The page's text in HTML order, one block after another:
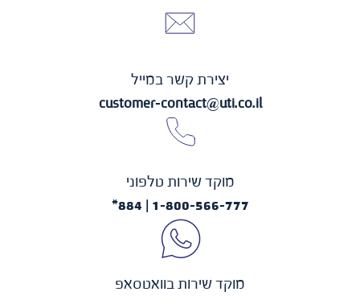
יצירת קשר במייל
customer-contact@uti.co.il
מוקד שירות טלפוני
1-800-566-777 | 884*
מוקד שירות בוואטסאפ